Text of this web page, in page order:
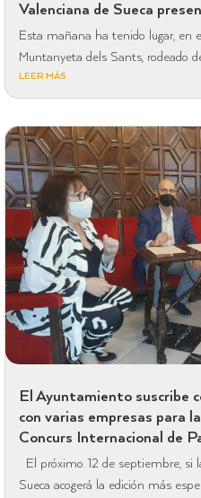
Valenciana de Sueca
Esta mañana ha tenido lugar, en
Muntanyeta dels Sants, rodeado
LEER MÁS
El Ayuntamiento suscribe
con varias empresas para
Concurs Internacional de
El próximo 12 de septiembre, si
Sueca acogerá la edición más